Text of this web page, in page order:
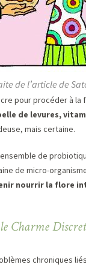
de l’article de
pour procéder à
de levures,
mais certaine.
de
de micro-
nourrir la flore
Charme
chroniques